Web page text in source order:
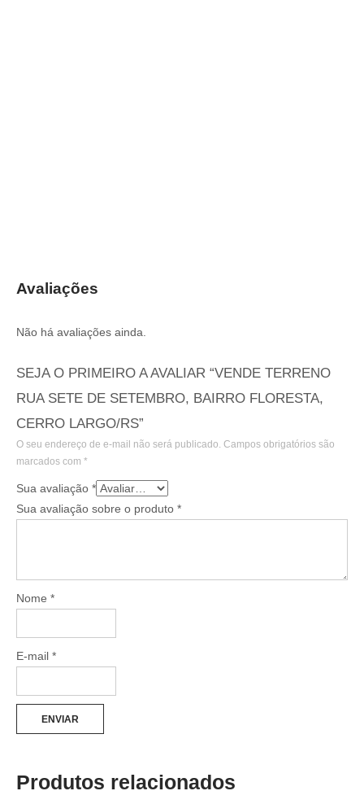
Avaliações
Não há avaliações ainda.
SEJA O PRIMEIRO A AVALIAR “VENDE TERRENO
RUA SETE DE SETEMBRO, BAIRRO FLORESTA,
CERRO LARGO/RS”
O seu endereço de e-mail não será publicado. Campos obrigatórios são
marcados com *
Sua avaliação *
Sua avaliação sobre o produto *
Nome *
E-mail *
Produtos relacionados